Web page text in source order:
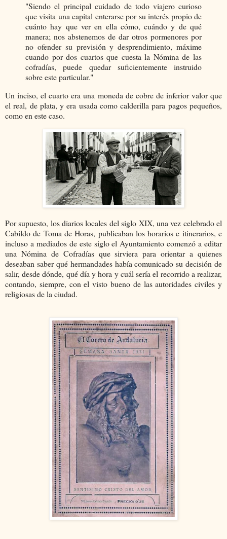
"Siendo el principal cuidado de todo viajero curioso
que visita una capital enterarse por su interés propio de
cuánto hay que ver en ella cómo, cuándo y de qué
manera; nos abstenemos de dar otros pormenores por
no ofender su previsión y desprendimiento, máxime
cuando por dos cuartos que cuesta la Nómina de las
cofradías, puede quedar suficientemente instruido
sobre este particular."
Un inciso, el cuarto era una moneda de cobre de inferior valor que
el real, de plata, y era usada como calderilla para pagos pequeños,
como en este caso.
Por supuesto, los diarios locales del siglo XIX, una vez celebrado el
Cabildo de Toma de Horas, publicaban los horarios e itinerarios, e
incluso a mediados de este siglo el Ayuntamiento comenzó a editar
una Nómina de Cofradías que sirviera para orientar a quienes
deseaban saber qué hermandades había comunicado su decisión de
salir, desde dónde, qué día y hora y cuál sería el recorrido a realizar,
contando, siempre, con el visto bueno de las autoridades civiles y
religiosas de la ciudad.